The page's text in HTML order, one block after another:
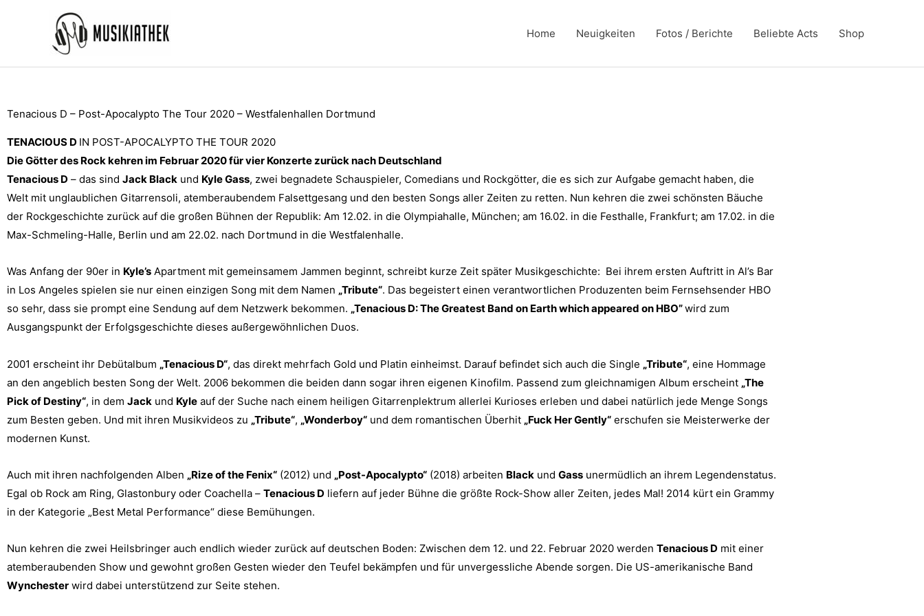
Home Neuigkeiten Fotos / Berichte Beliebte Acts Shop
Tenacious D – Post-Apocalypto The Tour 2020 – Westfalenhallen Dortmund
TENACIOUS D IN POST-APOCALYPTO THE TOUR 2020
Die Götter des Rock kehren im Februar 2020 für vier Konzerte zurück nach Deutschland
Tenacious D – das sind Jack Black und Kyle Gass, zwei begnadete Schauspieler, Comedians und Rockgötter, die es sich zur Aufgabe gemacht haben, die
Welt mit unglaublichen Gitarrensoli, atemberaubendem Falsettgesang und den besten Songs aller Zeiten zu retten. Nun kehren die zwei schönsten Bäuche
der Rockgeschichte zurück auf die großen Bühnen der Republik: Am 12.02. in die Olympiahalle, München; am 16.02. in die Festhalle, Frankfurt; am 17.02. in die
Max-Schmeling-Halle, Berlin und am 22.02. nach Dortmund in die Westfalenhalle.
Was Anfang der 90er in Kyle’s Apartment mit gemeinsamem Jammen beginnt, schreibt kurze Zeit später Musikgeschichte: Bei ihrem ersten Auftritt in Al’s Bar
in Los Angeles spielen sie nur einen einzigen Song mit dem Namen „Tribute“. Das begeistert einen verantwortlichen Produzenten beim Fernsehsender HBO
so sehr, dass sie prompt eine Sendung auf dem Netzwerk bekommen. „Tenacious D: The Greatest Band on Earth which appeared on HBO”wird zum
Ausgangspunkt der Erfolgsgeschichte dieses außergewöhnlichen Duos.
2001 erscheint ihr Debütalbum „Tenacious D“, das direkt mehrfach Gold und Platin einheimst. Darauf befindet sich auch die Single „Tribute“, eine Hommage
an den angeblich besten Song der Welt. 2006 bekommen die beiden dann sogar ihren eigenen Kinofilm. Passend zum gleichnamigen Album erscheint „The
Pick of Destiny“, in dem Jack und Kyle auf der Suche nach einem heiligen Gitarrenplektrum allerlei Kurioses erleben und dabei natürlich jede Menge Songs
zum Besten geben. Und mit ihren Musikvideos zu „Tribute“, „Wonderboy“ und dem romantischen Überhit „Fuck Her Gently“ erschufen sie Meisterwerke der
modernen Kunst.
Auch mit ihren nachfolgenden Alben „Rize of the Fenix“ (2012) und „Post-Apocalypto“ (2018) arbeiten Black und Gass unermüdlich an ihrem Legendenstatus.
Egal ob Rock am Ring, Glastonbury oder Coachella – Tenacious D liefern auf jeder Bühne die größte Rock-Show aller Zeiten, jedes Mal! 2014 kürt ein Grammy
in der Kategorie „Best Metal Performance“ diese Bemühungen.
Nun kehren die zwei Heilsbringer auch endlich wieder zurück auf deutschen Boden: Zwischen dem 12. und 22. Februar 2020 werden Tenacious D mit einer
atemberaubenden Show und gewohnt großen Gesten wieder den Teufel bekämpfen und für unvergessliche Abende sorgen. Die US-amerikanische Band
Wynchester wird dabei unterstützend zur Seite stehen.